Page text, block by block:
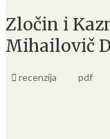
Zločin i
Mihailovič
recenzija pdf